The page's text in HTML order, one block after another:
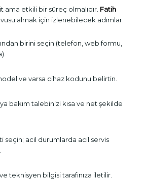
ama etkili bir süreç olmalıdır. Fatih
almak için izlenebilecek adımlar:
birini seçin (telefon, web formu,
ve varsa cihaz kodunu belirtin.
bakım talebinizi kısa ve net şekilde
seçin; acil durumlarda acil servis
teknisyen bilgisi tarafınıza iletilir.